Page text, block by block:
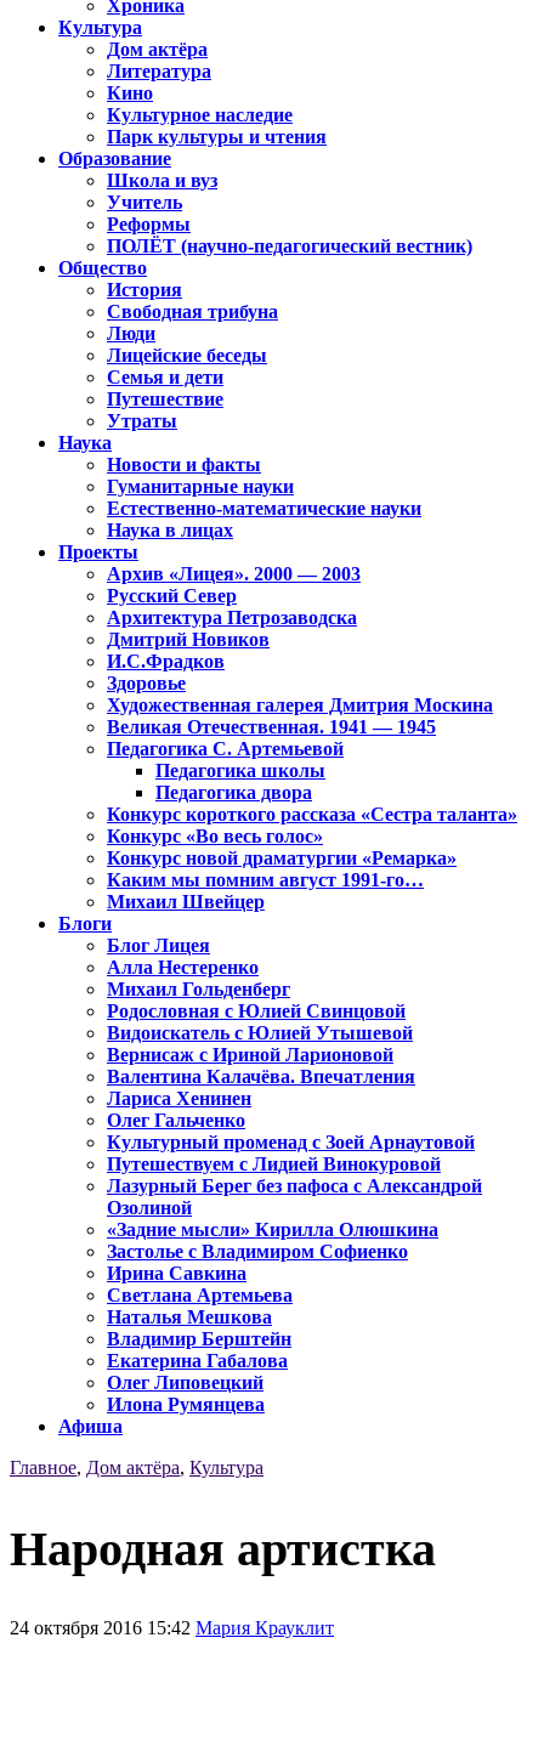
Хроника
Культура
Дом актёра
Литература
Кино
Культурное наследие
Парк культуры и чтения
Образование
Школа и вуз
Учитель
Реформы
ПОЛЁТ (научно-педагогический вестник)
Общество
История
Свободная трибуна
Люди
Лицейские беседы
Семья и дети
Путешествие
Утраты
Наука
Новости и факты
Гуманитарные науки
Естественно-математические науки
Наука в лицах
Проекты
Архив «Лицея». 2000 — 2003
Русский Север
Архитектура Петрозаводска
Дмитрий Новиков
И.С.Фрадков
Здоровье
Художественная галерея Дмитрия Москина
Великая Отечественная. 1941 — 1945
Педагогика С. Артемьевой
Педагогика школы
Педагогика двора
Конкурс короткого рассказа «Сестра таланта»
Конкурс «Во весь голос»
Конкурс новой драматургии «Ремарка»
Каким мы помним август 1991-го…
Михаил Швейцер
Блоги
Блог Лицея
Алла Нестеренко
Михаил Гольденберг
Родословная с Юлией Свинцовой
Видоискатель с Юлией Утышевой
Вернисаж с Ириной Ларионовой
Валентина Калачёва. Впечатления
Лариса Хенинен
Олег Гальченко
Культурный променад с Зоей Арнаутовой
Путешествуем с Лидией Винокуровой
Лазурный Берег без пафоса с Александрой
Озолиной
«Задние мысли» Кирилла Олюшкина
Застолье с Владимиром Софиенко
Ирина Савкина
Светлана Артемьева
Наталья Мешкова
Владимир Берштейн
Екатерина Габалова
Олег Липовецкий
Илона Румянцева
Афиша
Главное, Дом актёра, Культура
Народная артистка
24 октября 2016 15:42 Мария Крауклит